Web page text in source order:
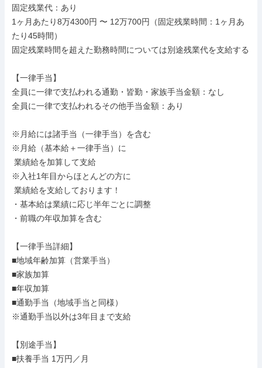
固定残業代：あり
1ヶ月あたり8万4300円 〜 12万700円（固定残業時間：1ヶ月あ
たり45時間）
固定残業時間を超えた勤務時間については別途残業代を支給する
【一律手当】
全員に一律で支払われる通勤・皆勤・家族手当金額：なし
全員に一律で支払われるその他手当金額：あり
※月給には諸手当（一律手当）を含む
※月給（基本給＋一律手当）に
※入社1年目からほとんどの方に
・基本給は業績に応じ半年ごとに調整
・前職の年収加算を含む
【一律手当詳細】
■地域年齢加算（営業手当）
■家族加算
■年収加算
■通勤手当（地域手当と同様）
※通勤手当以外は3年目まで支給
【別途手当】
■扶養手当 1万円／月